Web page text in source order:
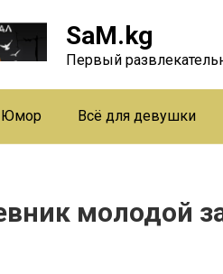
SaM.kg
Первый
Юмор Всё для девушки
молодой